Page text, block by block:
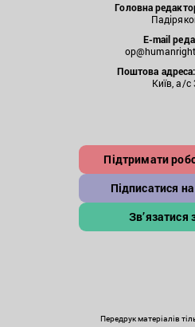
Головна
E-mail
Поштова адреса:
Київ, а/с
Підтримати
Підписатися
Зв’язатися
Передрук матеріалів